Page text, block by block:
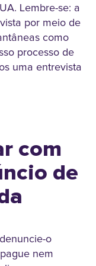
Lembre-se: a
por meio de
como
processo de
uma entrevista
com
de
o
nem